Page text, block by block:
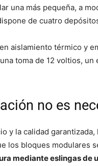
una más pequeña, a
de cuatro
aislamiento térmico y
toma de 12 voltios,
no es
y la calidad
los bloques modulares
mediante eslingas de